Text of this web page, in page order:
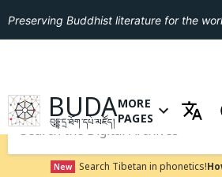
Preserving Buddhist literature for the
GO TO
BUDA
བུདྡྷ་དྲ་ཐོག་དཔེ་མཛོད།
OPEN MENU OF
MORE
PAGES
New Search Tibetan in phonetics!